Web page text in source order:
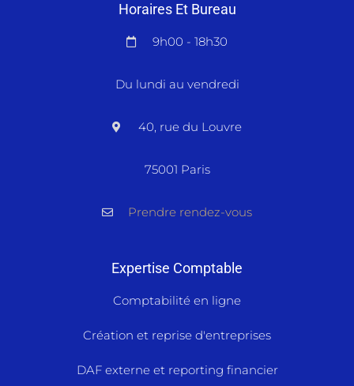
Horaires Et Bureau
9h00 - 18h30
Du lundi au vendredi
40, rue du Louvre
75001 Paris
Prendre rendez-vous
Expertise Comptable
Comptabilité en ligne
Création et reprise d'entreprises
DAF externe et reporting financier